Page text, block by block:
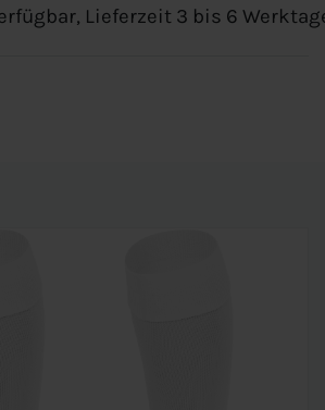
Lieferzeit 3 bis 6